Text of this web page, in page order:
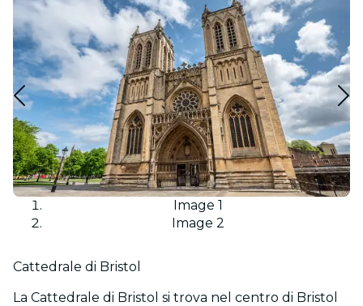
Image 1
Image 2
Cattedrale di Bristol
La Cattedrale di Bristol si trova nel centro di Bristol